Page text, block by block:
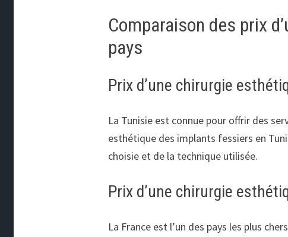
Comparaison des prix
pays
Prix d’une chirurgie
La Tunisie est connue pour offrir des
esthétique des implants fessiers en
choisie et de la technique utilisée.
Prix d’une chirurgie
La France est l’un des pays les plus